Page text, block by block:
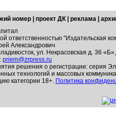
номер проект ДК реклама
ответственностью "Издательская
Александрович
ул. Некрасовская д. 36
priem@zrpress.ru
решения о регистрации: серия
технологий и массовых
категории 18+. Политика